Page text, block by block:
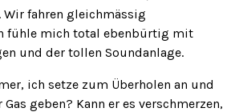
fahren gleichmässig
fühle mich total ebenbürtig mit
und der tollen Soundanlage.
ich setze zum Überholen an und
geben? Kann er es verschmerzen,